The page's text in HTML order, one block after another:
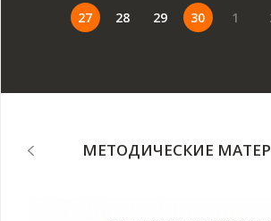
27 28 29 30 1
МЕТОДИЧЕСКИЕ